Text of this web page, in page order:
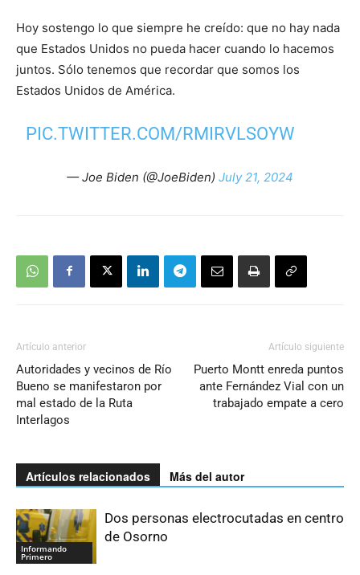
Hoy sostengo lo que siempre he creído: que no hay nada
que Estados Unidos no pueda hacer cuando lo hacemos
juntos. Sólo tenemos que recordar que somos los
Estados Unidos de América.
PIC.TWITTER.COM/RMIRVLSOYW
— Joe Biden (@JoeBiden) July 21, 2024
Artículo anterior
Autoridades y vecinos de Río
Bueno se manifestaron por
mal estado de la Ruta
Interlagos
Artículo siguiente
Puerto Montt enreda puntos
ante Fernández Vial con un
trabajado empate a cero
Artículos relacionados Más del autor
Informando
Primero
Dos personas electrocutadas en centro
de Osorno